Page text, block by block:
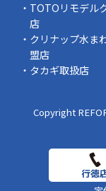
TOTOリモデル
店
クリナップ水ま
盟店
タカギ取扱店
Copyright